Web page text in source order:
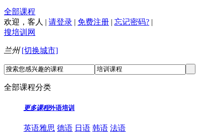
全部课程
欢迎， 客人 | 请登录 | 免费注册 | 忘记密码? |
搜培训网
兰州 [切换城市]
全部课程分类
更多课程外语培训
英语雅思 德语 日语 韩语 法语